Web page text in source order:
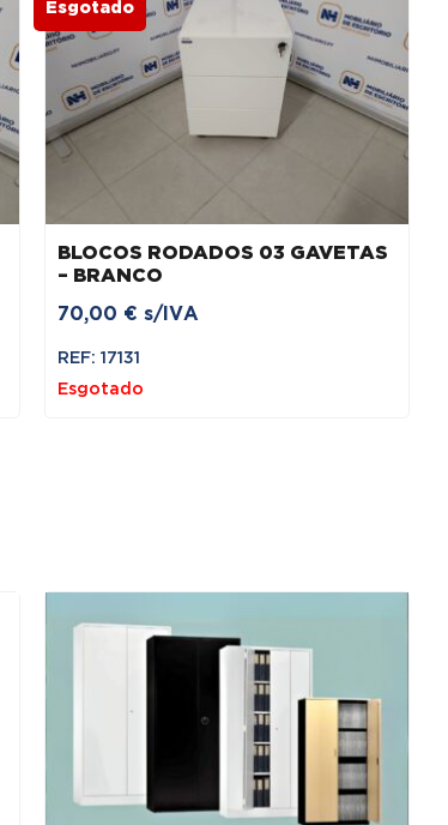
BLOCOS RODADOS 03 GAVETAS
– BRANCO
70,00 € s/IVA
REF: 17131
Esgotado
Esgotado